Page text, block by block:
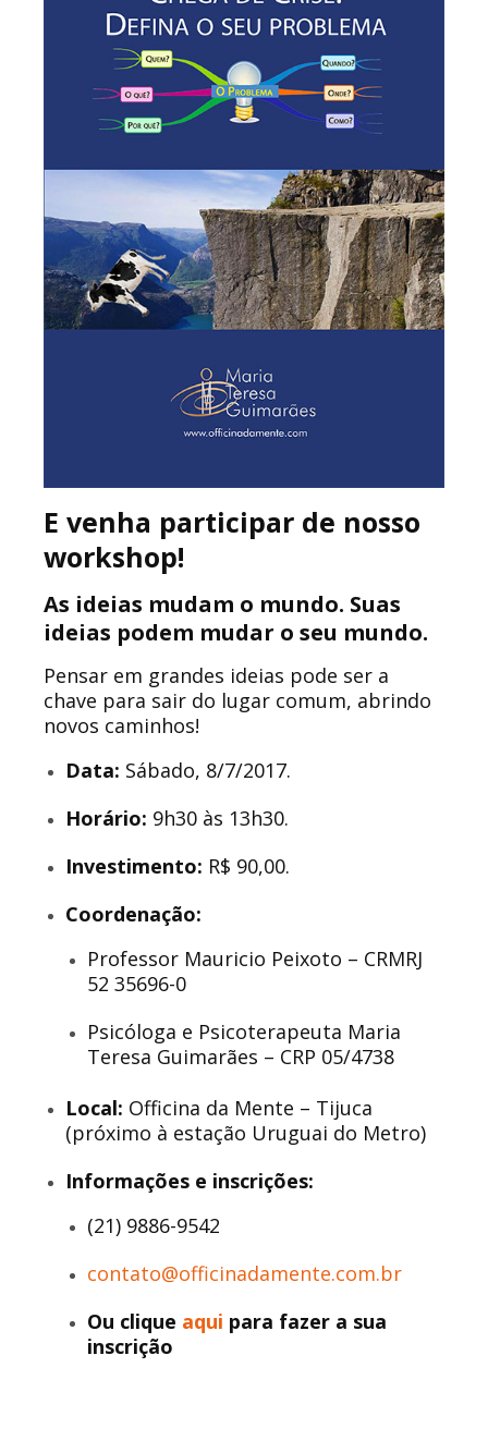
E venha participar de nosso
workshop!
As ideias mudam o mundo. Suas
ideias podem mudar o seu mundo.
Pensar em grandes ideias pode ser a
chave para sair do lugar comum, abrindo
novos caminhos!
Data: Sábado, 8/7/2017.
Horário: 9h30 às 13h30.
Investimento: R$ 90,00.
Coordenação:
Professor Mauricio Peixoto – CRMRJ
52 35696-0
Psicóloga e Psicoterapeuta Maria
Teresa Guimarães – CRP 05/4738
Local: Officina da Mente – Tijuca
(próximo à estação Uruguai do Metro)
Informações e inscrições:
(21) 9886-9542
contato@officinadamente.com.br
Ou clique aqui para fazer a sua
inscrição